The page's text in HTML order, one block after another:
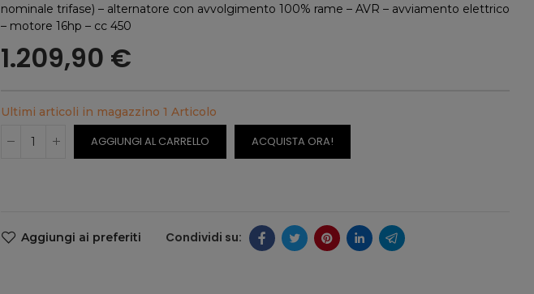
nominale trifase) – alternatore con avvolgimento 100% rame – AVR – avviamento elettrico
– motore 16hp – cc 450
1.209,90 €
Ultimi articoli in magazzino 1 Articolo
AGGIUNGI AL CARRELLO ACQUISTA ORA!
Aggiungi ai preferiti